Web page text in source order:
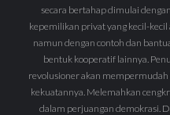
secara bertahap dimulai
kepemilikan privat yang kecil-
namun dengan contoh dan
bentuk kooperatif lainnya.
revolusioner akan
kekuatannya. Melemahkan
dalam perjuangan demokrasi.